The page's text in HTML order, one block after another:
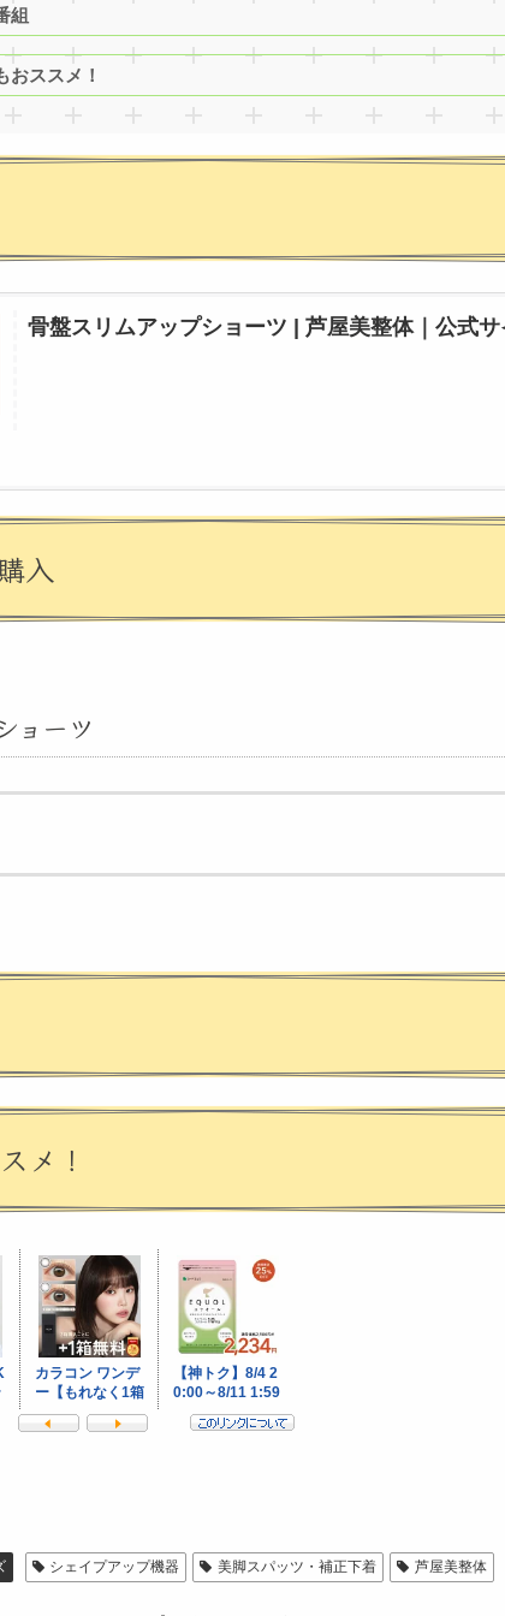
組
おススメ！
骨盤スリムアップショーツ | 芦屋美整体｜公式サ
入
ョーツ
メ！
シェイプアップ機器 美脚スパッツ・補正下着 芦屋美整体